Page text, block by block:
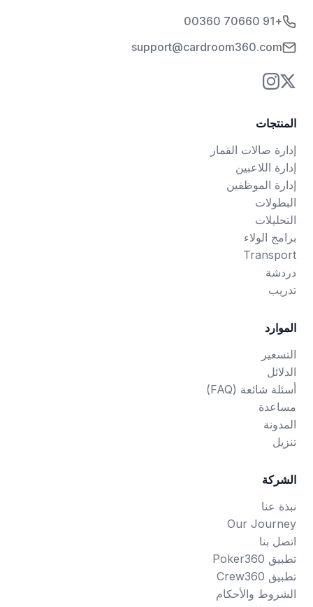
+91 70660 00360
support@cardroom360.com
المنتجات
إدارة صالات القمار
إدارة اللاعبين
إدارة الموظفين
البطولات
التحليلات
برامج الولاء
Transport
دردشة
تدريب
الموارد
التسعير
الدلائل
أسئلة شائعة (FAQ)
مساعدة
المدونة
تنزيل
الشركة
نبذة عنا
Our Journey
اتصل بنا
تطبيق Poker360
تطبيق Crew360
الشروط والأحكام